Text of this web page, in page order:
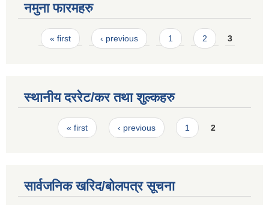
नमुना फारमहरु
Pages
« first ‹ previous 1 2 3
स्थानीय दररेट/कर तथा शुल्कहरु
Pages« first ‹ previous 1 2
सार्वजनिक खरिद/बोलपत्र सूचना